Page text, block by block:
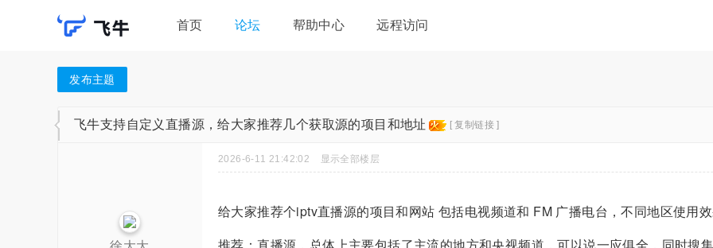
首页 论坛 帮助中心 远程访问
发布主题
飞牛支持自定义直播源，给大家推荐几个获取源的项目和地址 [ 复制链接 ]
2026-6-11 21:42:02 显示全部楼层
给大家推荐个iptv直播源的项目和网站 包括电视频道和 FM 广播电台，不同地区使用